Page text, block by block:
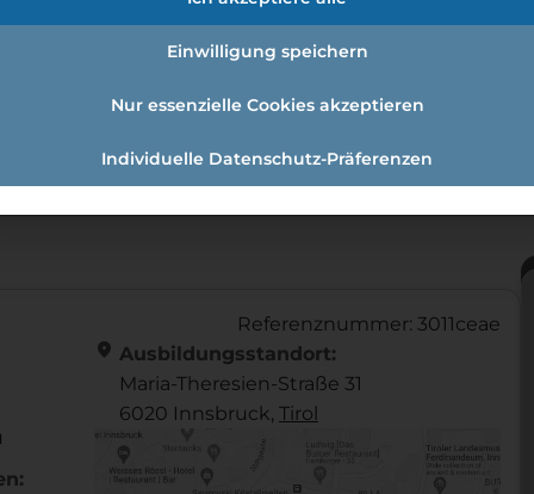
mann
Tyrol–Einzelhandelskauffrau/-mann mit
Referenznummer: 3011ceae
location_on Ausbildungsstandort:
Maria-Theresien-Straße 31
6020 Innsbruck, Tirol
Einwilligung speichern
Nur essenzielle Cookies akzeptieren
Individuelle Datenschutz-Präferenzen